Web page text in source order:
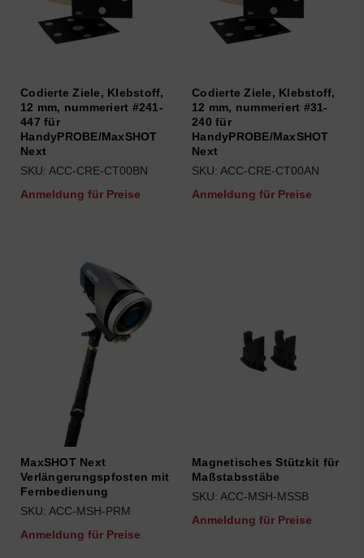
Codierte Ziele, Klebstoff,
12 mm, nummeriert #241-
447 für
HandyPROBE/MaxSHOT
Next
SKU: ACC-CRE-CT00BN
Anmeldung für Preise
Codierte Ziele, Klebstoff,
12 mm, nummeriert #31-
240 für
HandyPROBE/MaxSHOT
Next
SKU: ACC-CRE-CT00AN
Anmeldung für Preise
MaxSHOT Next
Verlängerungspfosten mit
Fernbedienung
SKU: ACC-MSH-PRM
Anmeldung für Preise
Magnetisches Stützkit für
Maßstabsstäbe
SKU: ACC-MSH-MSSB
Anmeldung für Preise